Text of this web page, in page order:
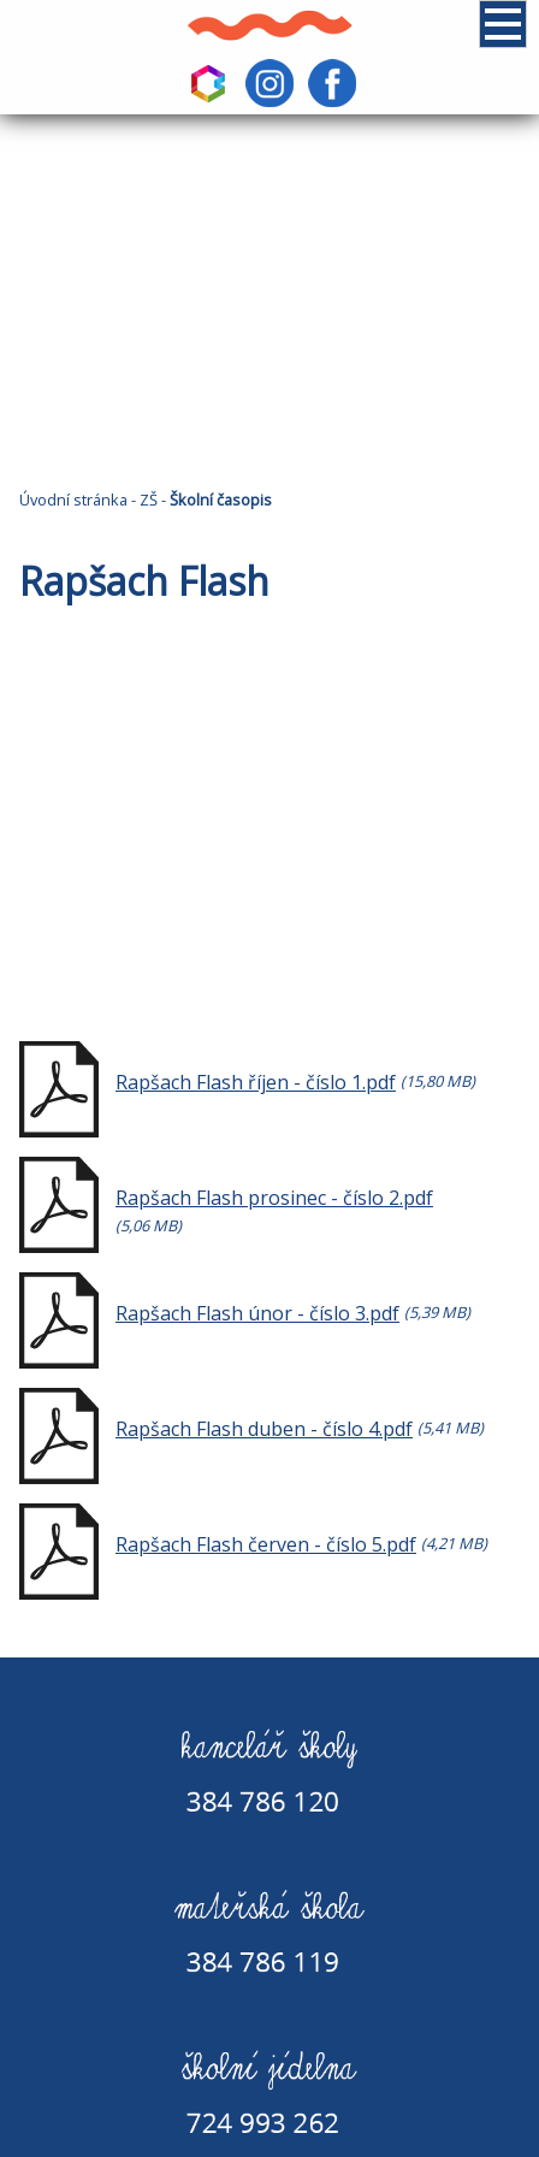
Úvodní stránka - ZŠ-Školní časopis
Rapšach Flash
Rapšach Flash říjen - číslo 1.pdf (15,80 MB)
Rapšach Flash prosinec - číslo 2.pdf
(5,06 MB)
Rapšach Flash únor - číslo 3.pdf (5,39 MB)
Rapšach Flash duben - číslo 4.pdf (5,41 MB)
Rapšach Flash červen - číslo 5.pdf (4,21 MB)